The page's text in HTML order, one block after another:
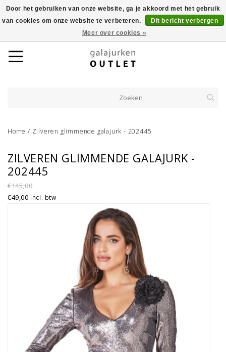
Home / Zilveren glimmende galajurk - 202445
ZILVEREN GLIMMENDE GALAJURK -
202445
€145,00
€49,00 Incl. btw
Door het gebruiken van onze website, ga je akkoord met het gebruik
van cookies om onze website te verbeteren.
Dit bericht verbergen
Meer over cookies »